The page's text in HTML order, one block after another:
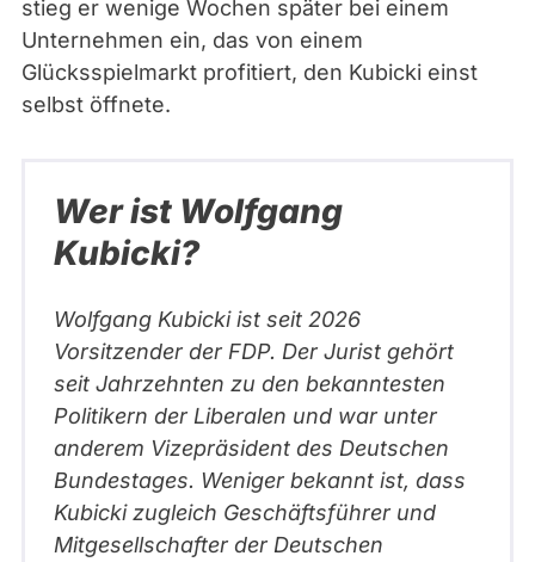
stieg er wenige Wochen später bei einem
Unternehmen ein, das von einem
Glücksspielmarkt profitiert, den Kubicki einst
selbst öffnete.
Wer ist Wolfgang
Kubicki?
Wolfgang Kubicki ist seit 2026
Vorsitzender der FDP. Der Jurist gehört
seit Jahrzehnten zu den bekanntesten
Politikern der Liberalen und war unter
anderem Vizepräsident des Deutschen
Bundestages. Weniger bekannt ist, dass
Kubicki zugleich Geschäftsführer und
Mitgesellschafter der Deutschen